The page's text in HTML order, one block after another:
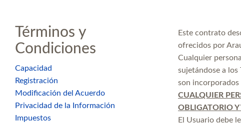
Términos y
Condiciones
Capacidad
Registración
Modificación del Acuerdo
Privacidad de la Información
Impuestos
Este contrato
ofrecidos por
Cualquier
sujetándose a
son
CUALQUIER
OBLIGATORIO Y
​​​​​​​El Usuario debe